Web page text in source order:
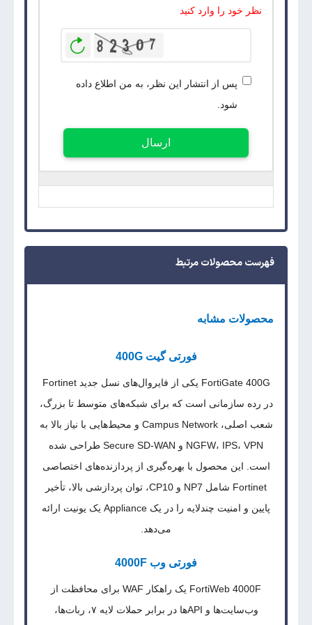
نظر خود را وارد کنید
بازخوانی
پس از انتشار این نظر، به من اطلاع داده
شود.
ارسال
فهرست محصولات مرتبط
محصولات مشابه
فورتی گیت 400G
FortiGate 400G یکی از فایروال‌های نسل جدید Fortinet
در رده سازمانی است که برای شبکه‌های متوسط تا بزرگ،
شعب اصلی، Campus Network و محیط‌هایی با نیاز بالا به
NGFW، IPS، VPN و Secure SD-WAN طراحی شده
است. این محصول با بهره‌گیری از پردازنده‌های اختصاصی
Fortinet شامل NP7 و CP10، توان پردازشی بالا، تأخیر
پایین و امنیت چندلایه را در یک Appliance یک یونیت ارائه
می‌دهد.
فورتی وب 4000F
FortiWeb 4000F یک راهکار WAF برای محافظت از
وب‌سایت‌ها و APIها در برابر حملات لایه ۷، ربات‌ها،